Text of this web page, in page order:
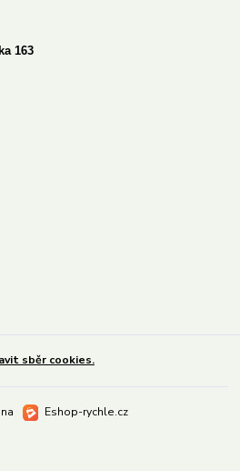
163
sběr cookies.
Eshop-rychle.cz